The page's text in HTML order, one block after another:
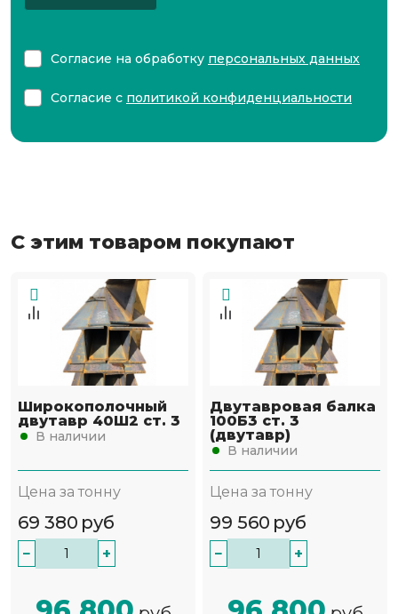
Согласие на обработку персональных данных
Согласие с политикой конфиденциальности
С этим товаром покупают
Широкополочный
двутавр 40Ш2 ст. 3
В наличии
Цена за тонну
69 380 руб
− +
Двутавровая балка
100Б3 ст. 3
(двутавр)
В наличии
Цена за тонну
99 560 руб
− +